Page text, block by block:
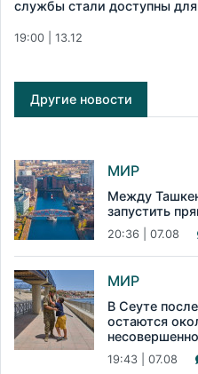
службы стали доступны
19:00 | 13.12
Другие новости
МИР
Между
запустить
20:36 | 07.08
МИР
В Сеуте
остаются
19:43 | 07.08